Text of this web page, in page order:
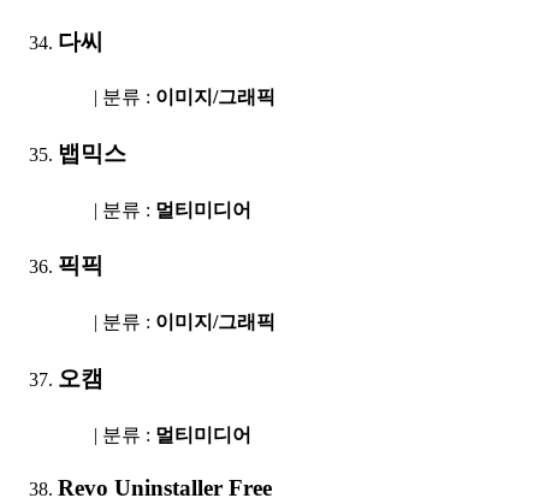
다씨
| 분류 : 이미지/그래픽
뱁믹스
| 분류 : 멀티미디어
픽픽
| 분류 : 이미지/그래픽
오캠
| 분류 : 멀티미디어
Revo Uninstaller Free